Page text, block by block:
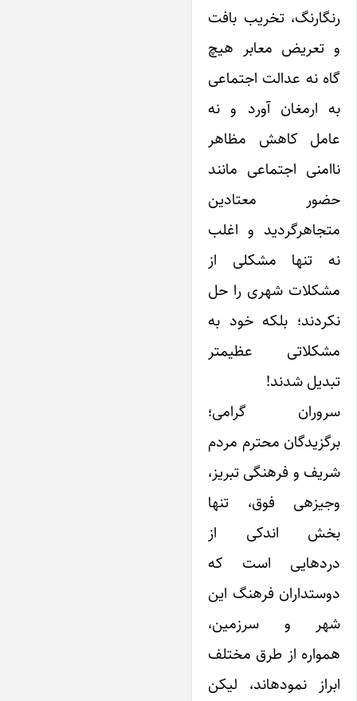
رنگارنگ، تخریب بافت
و تعریض معابر هیچ
گاه نه عدالت اجتماعی
به ارمغان آورد و نه
عامل کاهش مظاهر
ناامنی اجتماعی مانند
حضور معتادین
متجاهرگردید و اغلب
نه تنها مشکلی از
مشکلات شهری را حل
نکردند؛ بلکه خود به
مشکلاتی عظیمتر
تبدیل شدند!
سروران گرامی؛
برگزیدگان محترم مردم
شریف و فرهنگی تبریز،
وجیزهی فوق، تنها
بخش اندکی از
دردهایی است که
دوستداران فرهنگ ‌این
شهر و سرزمین،
همواره از طرق مختلف
ابراز نمودهاند، لیکن